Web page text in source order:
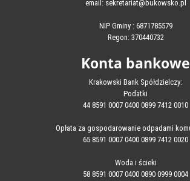
email: sekretariat@bukowsko.pl
NIP Gminy : 6871785579
Regon: 370440732
Konta bankowe
Krakowski Bank Spółdzielczy:
Podatki
44 8591 0007 0400 0899 7412 0010
Opłata za gospodarowanie odpadami
65 8591 0007 0400 0899 7412 0020
Woda i ścieki
58 8591 0007 0400 0890 0999 0004